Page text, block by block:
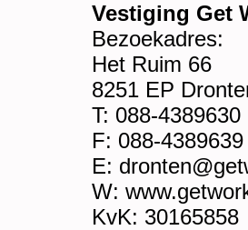
Vestiging Get
Bezoekadres:
Het Ruim 66
8251 EP
T: 088-4389630
F: 088-4389639
E:
W:
KvK: 30165858